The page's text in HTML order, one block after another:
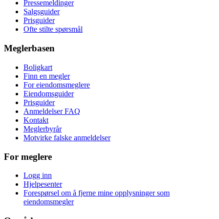
Pressemeldinger
Salgsguider
Prisguider
Ofte stilte spørsmål
Meglerbasen
Boligkart
Finn en megler
For eiendomsmeglere
Eiendomsguider
Prisguider
Anmeldelser FAQ
Kontakt
Meglerbyrår
Motvirke falske anmeldelser
For meglere
Logg inn
Hjelpesenter
Forespørsel om å fjerne mine opplysninger som
eiendomsmegler